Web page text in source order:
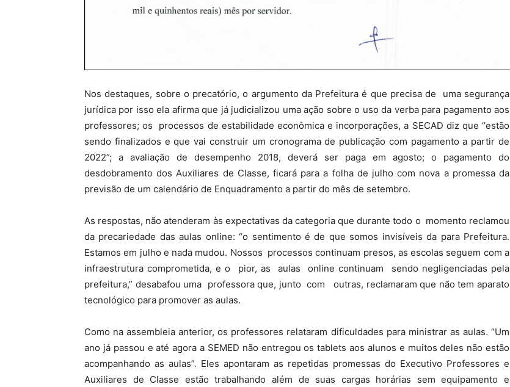
Nos destaques, sobre o precatório, o argumento da Prefeitura é que precisa de uma segurança
jurídica por isso ela afirma que já judicializou uma ação sobre o uso da verba para pagamento aos
professores; os processos de estabilidade econômica e incorporações, a SECAD diz que “estão
sendo finalizados e que vai construir um cronograma de publicação com pagamento a partir de
2022”; a avaliação de desempenho 2018, deverá ser paga em agosto; o pagamento do
desdobramento dos Auxiliares de Classe, ficará para a folha de julho com nova a promessa da
previsão de um calendário de Enquadramento a partir do mês de setembro.
As respostas, não atenderam às expectativas da categoria que durante todo o momento reclamou
da precariedade das aulas online: “o sentimento é de que somos invisíveis da para Prefeitura.
Estamos em julho e nada mudou. Nossos processos continuam presos, as escolas seguem com a
infraestrutura comprometida, e o pior, as aulas online continuam sendo negligenciadas pela
prefeitura,” desabafou uma professora que, junto com outras, reclamaram que não tem aparato
tecnológico para promover as aulas.
Como na assembleia anterior, os professores relataram dificuldades para ministrar as aulas. “Um
ano já passou e até agora a SEMED não entregou os tablets aos alunos e muitos deles não estão
acompanhando as aulas”. Eles apontaram as repetidas promessas do Executivo Professores e
Auxiliares de Classe estão trabalhando além de suas cargas horárias sem equipamento e